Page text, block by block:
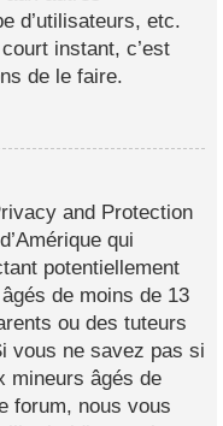
d’utilisateurs, etc.
instant, c’est
de le faire.
and Protection
qui
potentiellement
de moins de 13
ou des tuteurs
vous ne savez pas si
mineurs âgés de
forum, nous vous